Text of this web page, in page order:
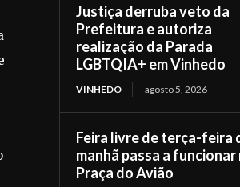
Justiça derruba veto da
Prefeitura e autoriza
realização da Parada
LGBTQIA+ em Vinhedo
VINHEDO agosto 5, 2026
Feira livre de terça-feira
manhã passa a funcionar
Praça do Avião